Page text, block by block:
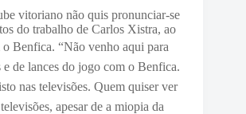
vitoriano não quis pronunciar-se
do trabalho de Carlos Xistra, ao
Benfica. “Não venho aqui para
e de lances do jogo com o Benfica.
nas televisões. Quem quiser ver
apesar de a miopia da